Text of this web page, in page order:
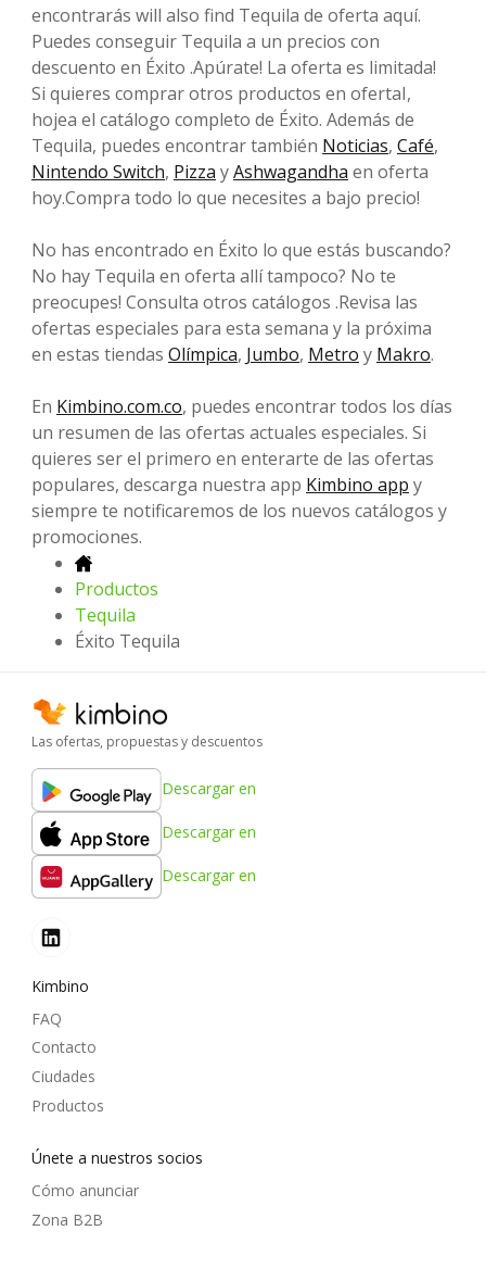
encontrarás will also find Tequila de oferta aquí.
Puedes conseguir Tequila a un precios con
descuento en Éxito .Apúrate! La oferta es limitada!
Si quieres comprar otros productos en ofertaI,
hojea el catálogo completo de Éxito. Además de
Tequila, puedes encontrar también Noticias, Café,
Nintendo Switch, Pizza yAshwagandha en oferta
hoy.Compra todo lo que necesites a bajo precio!
No has encontrado en Éxito lo que estás buscando?
No hay Tequila en oferta allí tampoco? No te
preocupes! Consulta otros catálogos .Revisa las
ofertas especiales para esta semana y la próxima
en estas tiendas Olímpica, Jumbo, Metro y Makro.
En Kimbino.com.co, puedes encontrar todos los días
un resumen de las ofertas actuales especiales. Si
quieres ser el primero en enterarte de las ofertas
populares, descarga nuestra app Kimbino app y
siempre te notificaremos de los nuevos catálogos y
promociones.
Productos
Tequila
Éxito Tequila
Las ofertas, propuestas y descuentos
Descargar en
Descargar en
Descargar en
Kimbino
FAQ
Contacto
Ciudades
Productos
Únete a nuestros socios
Cómo anunciar
Zona B2B